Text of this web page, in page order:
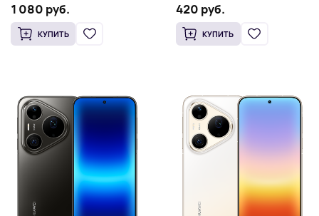
1 080 руб.
КУПИТЬ
420 руб.
КУПИТЬ